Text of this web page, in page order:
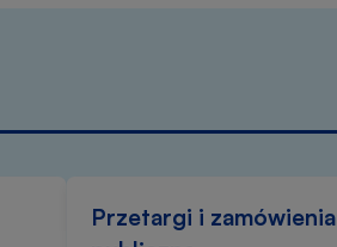
Przetargi i zamówienia